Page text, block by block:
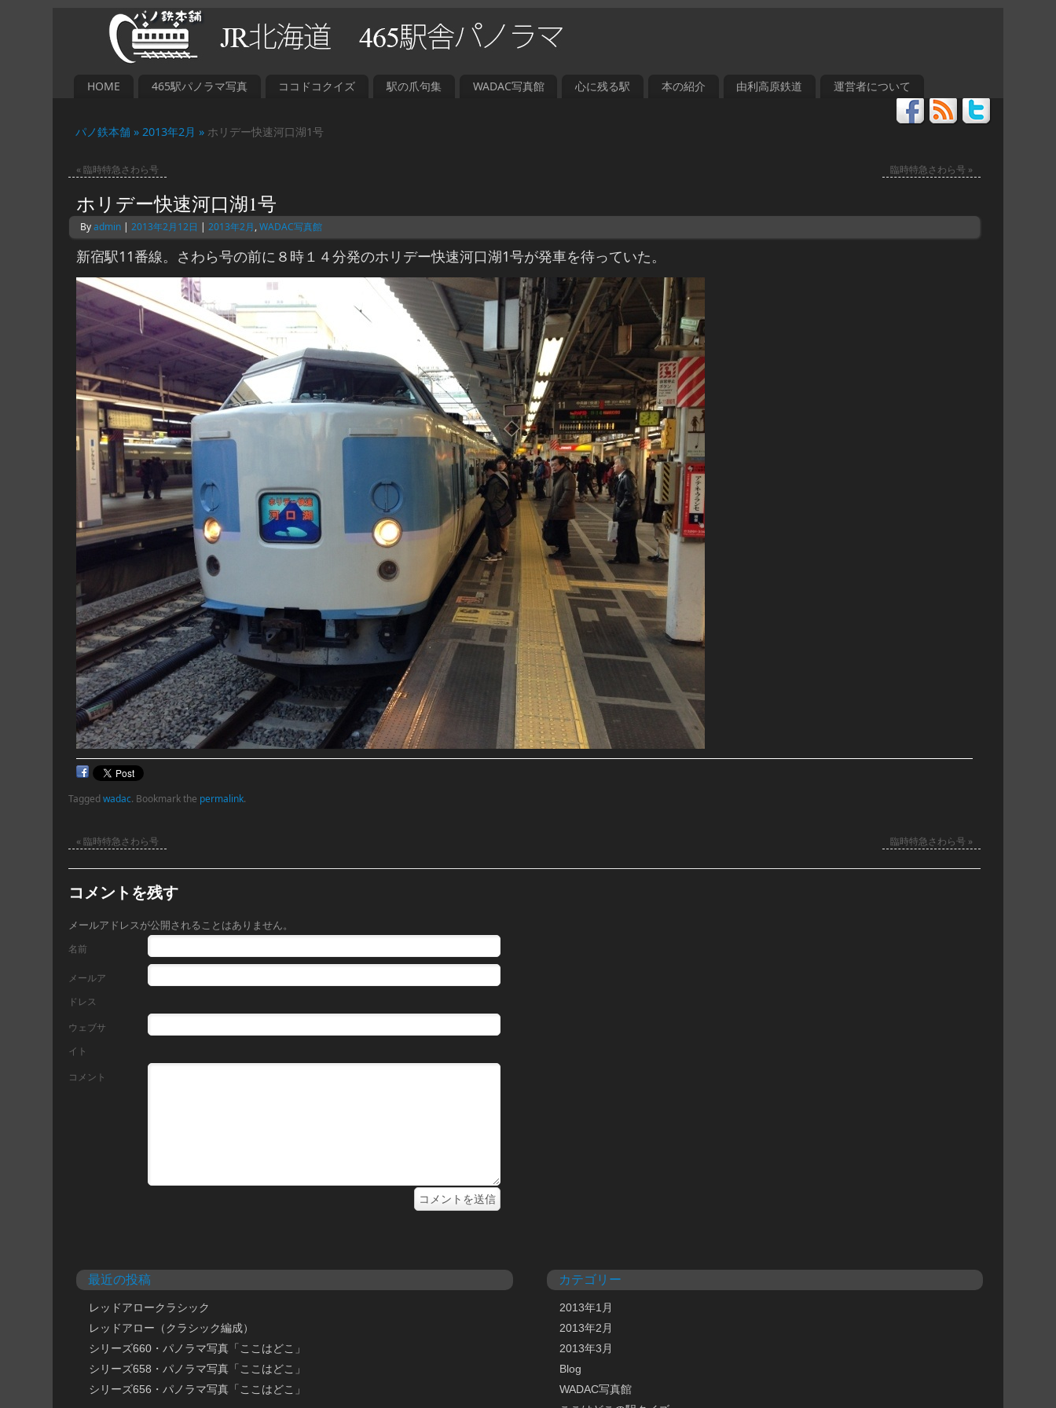
HOME 465駅パノラマ写真 ココドコクイズ 駅の爪句集 WADAC写真館 心に残る駅 本の紹介 由利高原鉄道 運営者について
パノ鉄本舗 » 2013年2月 » ホリデー快速河口湖1号
« 臨時特急さわら号 臨時特急さわら号 »
ホリデー快速河口湖1号
Byadmin | 2013年2月12日 | 2013年2月,WADAC写真館
新宿駅11番線。さわら号の前に８時１４分発のホリデー快速河口湖1号が発車を待っていた。
Taggedwadac. Bookmark the permalink.
« 臨時特急さわら号 臨時特急さわら号 »
コメントを残す
メールアドレスが公開されることはありません。
名前
メールア
ドレス
ウェブサ
イト
コメント
最近の投稿
レッドアロークラシック
レッドアロー（クラシック編成）
シリーズ660・パノラマ写真「ここはどこ」
シリーズ658・パノラマ写真「ここはどこ」
シリーズ656・パノラマ写真「ここはどこ」
カテゴリー
2013年1月
2013年2月
2013年3月
Blog
WADAC写真館